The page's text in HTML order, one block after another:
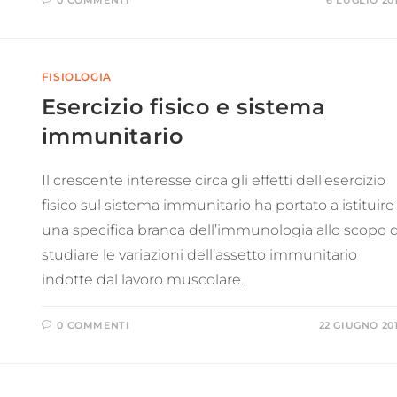
FISIOLOGIA
Esercizio fisico e sistema
immunitario
Il crescente interesse circa gli effetti dell’esercizio
fisico sul sistema immunitario ha portato a istituire
una specifica branca dell’immunologia allo scopo
studiare le variazioni dell’assetto immunitario
indotte dal lavoro muscolare.
0 COMMENTI 22 GIUGNO